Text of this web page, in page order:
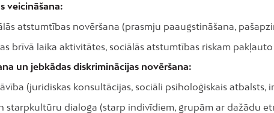
veicināšana:
atstumtības novēršana (prasmju paaugstināšana,
brīvā laika aktivitātes, sociālās atstumtības riskam
un jebkādas diskriminācijas novēršana:
(juridiskas konsultācijas, sociāli psiholoģiskais atbalsts,
starpkultūru dialoga (starp indivīdiem, grupām ar dažādu